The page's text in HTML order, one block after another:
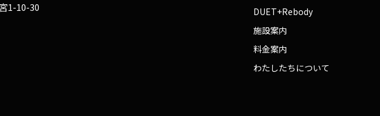
1-10-30
DUET+Rebody
施設案内
料金案内
わたしたちについて